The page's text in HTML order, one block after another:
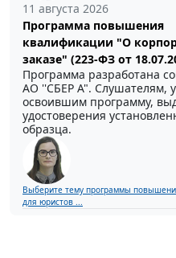
11 августа 2026
Программа повышения
квалификации "О
заказе" (223-ФЗ от
Программа разработана
АО ''СБЕР А". Слушателям,
освоившим программу,
удостоверения
образца.
Выберите тему программы
для юристов ...